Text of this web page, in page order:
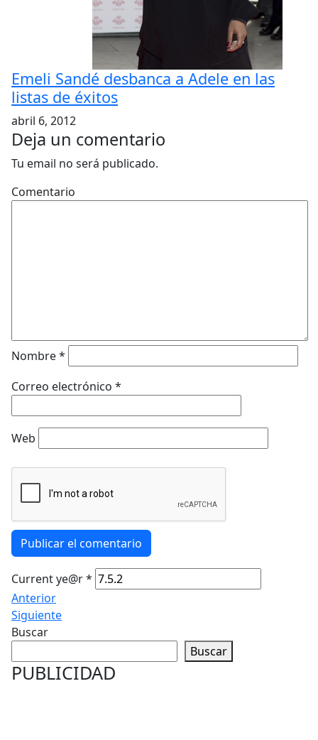
Emeli Sandé desbanca a Adele en las
listas de éxitos
abril 6, 2012
Deja un comentario
Tu email no será publicado.
Comentario
Nombre*
Correo electrónico *
Web
Publicar el comentario
Current ye@r*
Anterior
Siguiente
Buscar
Buscar
PUBLICIDAD